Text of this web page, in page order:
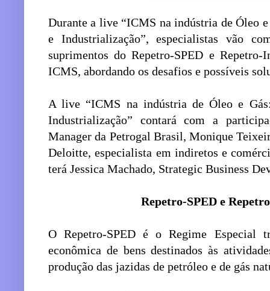
Durante a live “ICMS na indústria de Óleo
e Industrialização”, especialistas vão
suprimentos do Repetro-SPED e Repetro-
ICMS, abordando os desafios e possíveis
A live “ICMS na indústria de Óleo e
Industrialização” contará com a
Manager da Petrogal Brasil, Monique
Deloitte, especialista em indiretos e
terá Jessica Machado, Strategic Business
Repetro-SPED e
O Repetro-SPED é o Regime Especial
econômica de bens destinados às
produção das jazidas de petróleo e de gás